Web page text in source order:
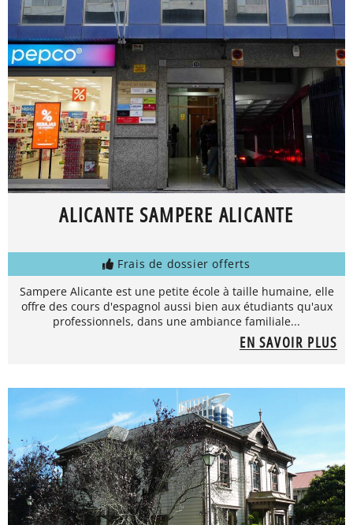
ALICANTE SAMPERE ALICANTE
Frais de dossier offerts
Sampere Alicante est une petite école à taille humaine, elle
offre des cours d'espagnol aussi bien aux étudiants qu'aux
professionnels, dans une ambiance familiale...
EN SAVOIR PLUS